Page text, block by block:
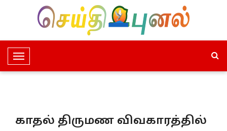
T
o
e
காதல் திருமண விவகாரத்தில்